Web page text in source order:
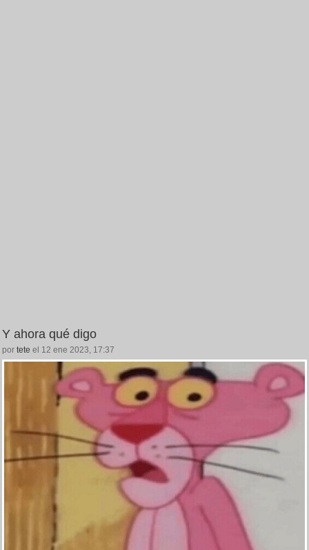
Y ahora qué digo
por tete el 12 ene 2023, 17:37